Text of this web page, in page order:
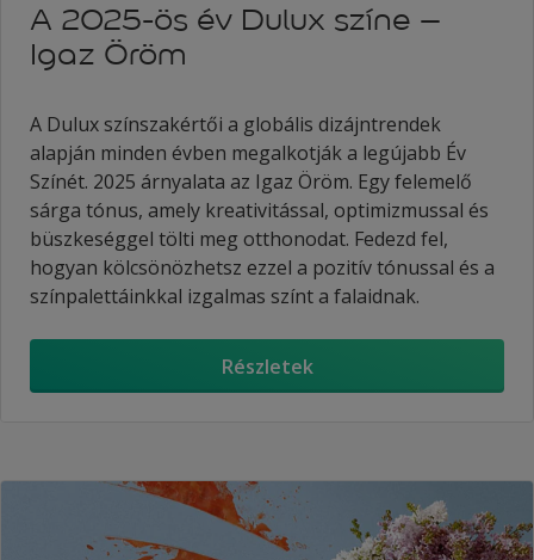
A 2025-ös év Dulux színe –
Igaz Öröm
A Dulux színszakértői a globális dizájntrendek
alapján minden évben megalkotják a legújabb Év
Színét. 2025 árnyalata az Igaz Öröm. Egy felemelő
sárga tónus, amely kreativitással, optimizmussal és
büszkeséggel tölti meg otthonodat. Fedezd fel,
hogyan kölcsönözhetsz ezzel a pozitív tónussal és a
színpalettáinkkal izgalmas színt a falaidnak.
Részletek